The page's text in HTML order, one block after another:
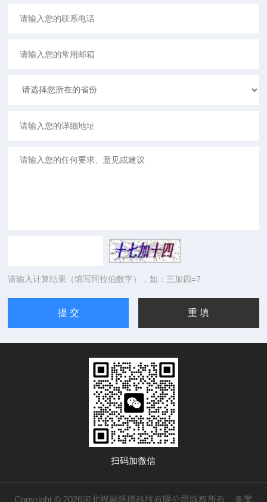
请输入计算结果（填写阿拉伯数字），如：三加四=7
扫码加微信
Copyright © 2026河北祝融环境科技有限公司版权所有 备案